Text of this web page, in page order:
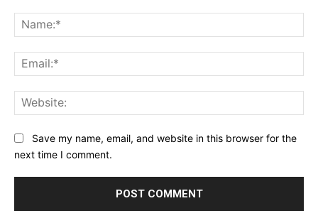
Save my name, email, and website in this browser for the
next time I comment.